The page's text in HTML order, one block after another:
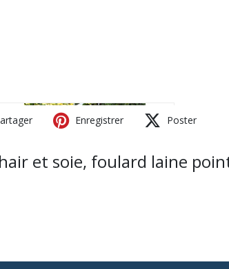
Enregistrer Poster
et soie, foulard laine